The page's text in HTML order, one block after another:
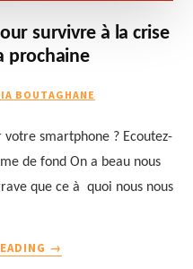
survivre à la crise
prochaine
BOUTAGHANE
smartphone ? Ecoutez-
de fond On a beau nous
que ce à quoi nous nous
→